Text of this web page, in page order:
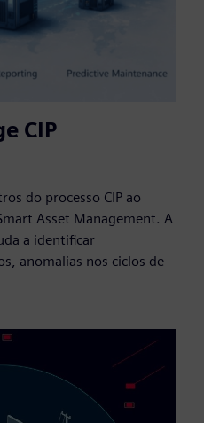
CIP
do processo CIP ao
Asset Management. A
a identificar
anomalias nos ciclos de